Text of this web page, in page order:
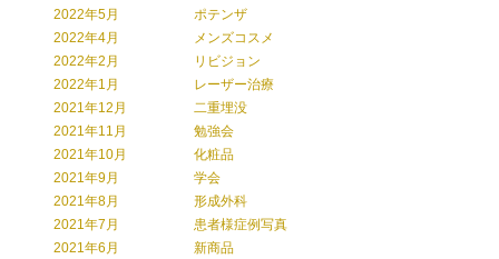
2022年5月
2022年4月
2022年2月
2022年1月
2021年12月
2021年11月
2021年10月
2021年9月
2021年8月
2021年7月
2021年6月
ポテンザ
メンズコスメ
リビジョン
レーザー治療
二重埋没
勉強会
化粧品
学会
形成外科
患者様症例写真
新商品